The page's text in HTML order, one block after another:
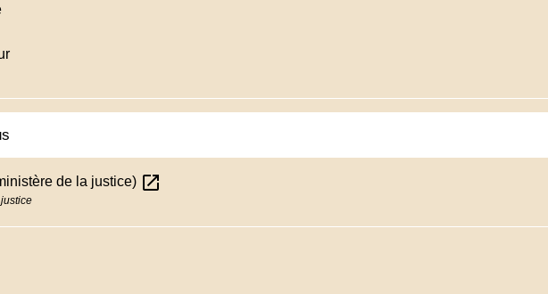
de la justice) open_in_new